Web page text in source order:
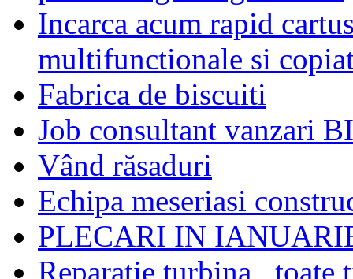
Incarca acum rapid
multifunctionale si
Fabrica de biscuiti
Job consultant vanzari
Vând răsaduri
Echipa meseriasi
PLECARI IN
Reparatie turbina ,